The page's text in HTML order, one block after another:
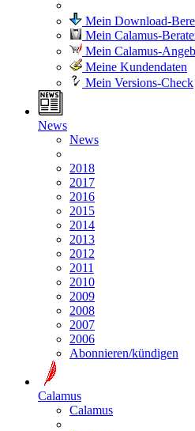
Mein Download-
Mein Calamus-
Mein Calamus-
Meine Kundendaten
Mein Versions-Check
News
News
2018
2017
2016
2015
2014
2013
2012
2011
2010
2009
2008
2007
2006
Abonnieren/kündigen
Calamus
Calamus